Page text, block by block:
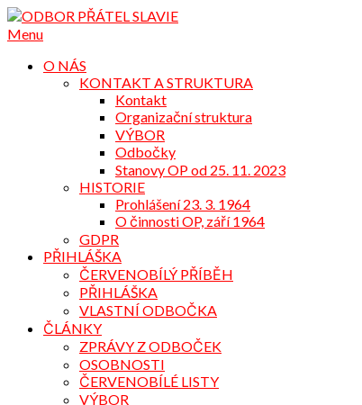
Přejdi
na
Menu
O NÁS
KONTAKT A STRUKTURA
Kontakt
Organizační struktura
VÝBOR
Odbočky
Stanovy OP od 25. 11. 2023
HISTORIE
Prohlášení 23. 3. 1964
O činnosti OP, září 1964
GDPR
PŘIHLÁŠKA
ČERVENOBÍLÝ PŘÍBĚH
PŘIHLÁŠKA
VLASTNÍ ODBOČKA
ČLÁNKY
ZPRÁVY Z ODBOČEK
OSOBNOSTI
ČERVENOBÍLÉ LISTY
VÝBOR